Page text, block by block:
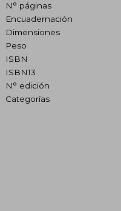
N° páginas
Encuadernación
Dimensiones
Peso
ISBN
ISBN13
N° edición
Categorías